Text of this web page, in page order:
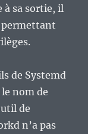
à sa sortie, il
permettant
de Systemd
nom de
de
n’a pas